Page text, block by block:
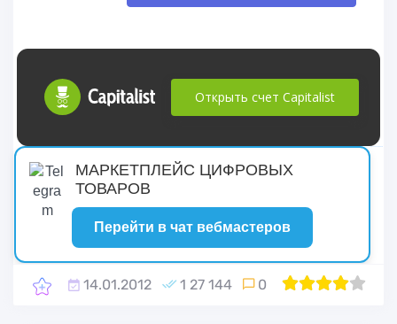
Открыть счет Capitalist
МАРКЕТПЛЕЙС ЦИФРОВЫХ
ТОВАРОВ
Перейти в чат вебмастеров
14.01.2012 1 27 144 0 80
1 2 3 4 5